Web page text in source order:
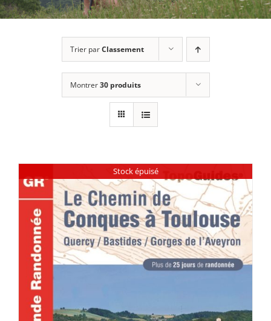
Trier parClassement
Montrer30 produits
Stock épuisé